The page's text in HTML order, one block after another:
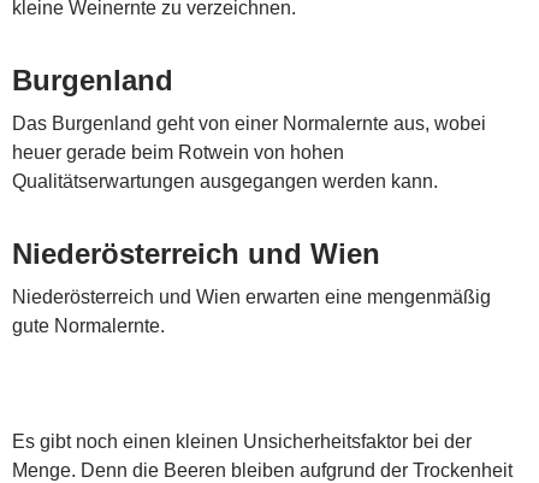
kleine Weinernte zu verzeichnen.
Burgenland
Das Burgenland geht von einer Normalernte aus, wobei
heuer gerade beim Rotwein von hohen
Qualitätserwartungen ausgegangen werden kann.
Niederösterreich und Wien
Niederösterreich und Wien erwarten eine mengenmäßig
gute Normalernte.
Es gibt noch einen kleinen Unsicherheitsfaktor bei der
Menge. Denn die Beeren bleiben aufgrund der Trockenheit